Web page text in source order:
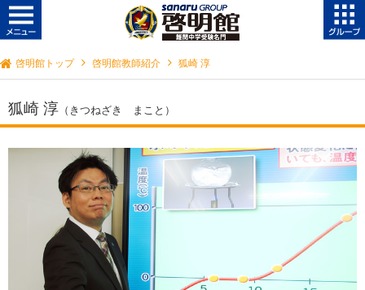
啓明館トップ 啓明館教師紹介 狐崎 淳
狐崎 淳 （きつねざき まこと）